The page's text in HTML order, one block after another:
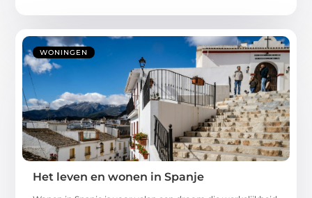
WONINGEN
Het leven en wonen in Spanje